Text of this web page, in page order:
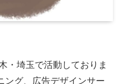
・埼玉で活動しておりま
ング、広告デザインサー